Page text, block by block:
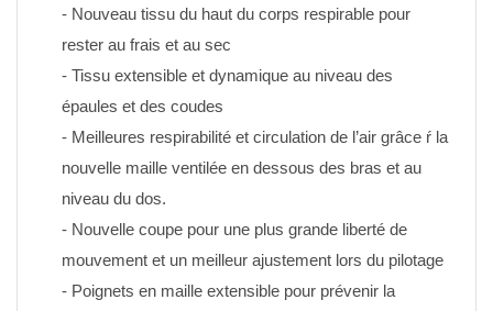
- Nouveau tissu du haut du corps respirable pour
rester au frais et au sec
- Tissu extensible et dynamique au niveau des
épaules et des coudes
- Meilleures respirabilité et circulation de l’air grâce ŕ la
nouvelle maille ventilée en dessous des bras et au
niveau du dos.
- Nouvelle coupe pour une plus grande liberté de
mouvement et un meilleur ajustement lors du pilotage
- Poignets en maille extensible pour prévenir la